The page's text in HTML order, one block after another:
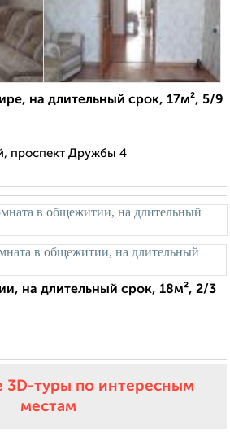
на длительный срок, 17м², 5/9
проспект Дружбы 4
на длительный срок, 18м², 2/3
3D-туры по интересным
местам